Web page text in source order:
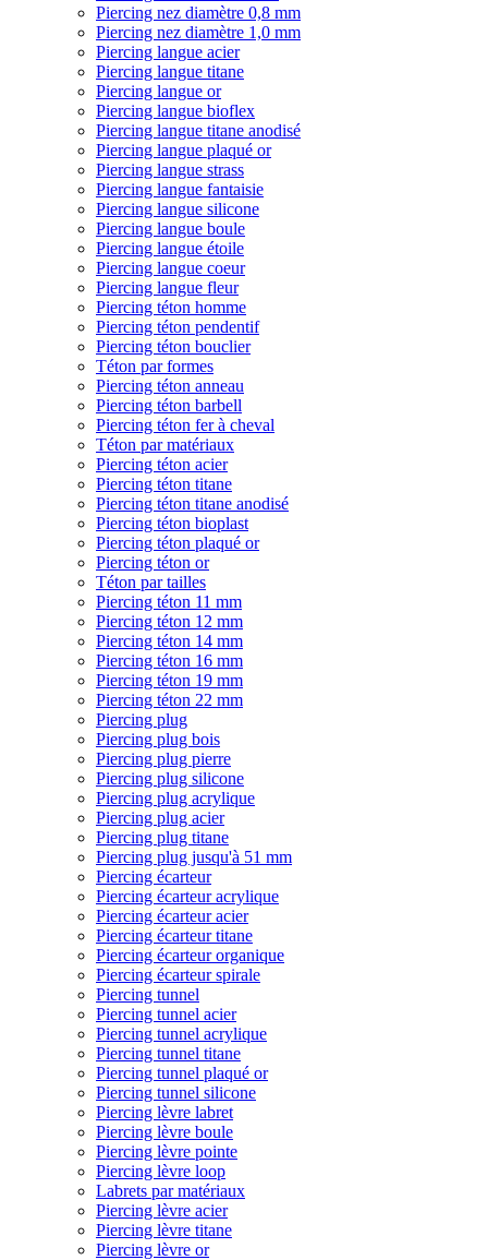
Piercing nez diamètre 0,8 mm
Piercing nez diamètre 1,0 mm
Piercing langue acier
Piercing langue titane
Piercing langue or
Piercing langue bioflex
Piercing langue titane anodisé
Piercing langue plaqué or
Piercing langue strass
Piercing langue fantaisie
Piercing langue silicone
Piercing langue boule
Piercing langue étoile
Piercing langue coeur
Piercing langue fleur
Piercing téton homme
Piercing téton pendentif
Piercing téton bouclier
Téton par formes
Piercing téton anneau
Piercing téton barbell
Piercing téton fer à cheval
Téton par matériaux
Piercing téton acier
Piercing téton titane
Piercing téton titane anodisé
Piercing téton bioplast
Piercing téton plaqué or
Piercing téton or
Téton par tailles
Piercing téton 11 mm
Piercing téton 12 mm
Piercing téton 14 mm
Piercing téton 16 mm
Piercing téton 19 mm
Piercing téton 22 mm
Piercing plug
Piercing plug bois
Piercing plug pierre
Piercing plug silicone
Piercing plug acrylique
Piercing plug acier
Piercing plug titane
Piercing plug jusqu'à 51 mm
Piercing écarteur
Piercing écarteur acrylique
Piercing écarteur acier
Piercing écarteur titane
Piercing écarteur organique
Piercing écarteur spirale
Piercing tunnel
Piercing tunnel acier
Piercing tunnel acrylique
Piercing tunnel titane
Piercing tunnel plaqué or
Piercing tunnel silicone
Piercing lèvre labret
Piercing lèvre boule
Piercing lèvre pointe
Piercing lèvre loop
Labrets par matériaux
Piercing lèvre acier
Piercing lèvre titane
Piercing lèvre or